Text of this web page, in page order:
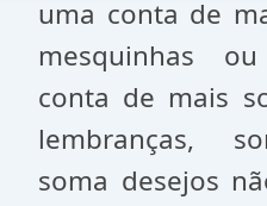
uma conta de
mesquinhas
conta de mais
lembranças,
soma desejos